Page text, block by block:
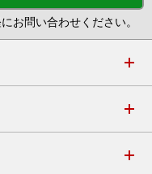
お問い合わせください。